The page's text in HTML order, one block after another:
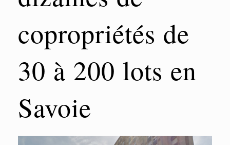
copropriétés de
30 à 200 lots en
Savoie